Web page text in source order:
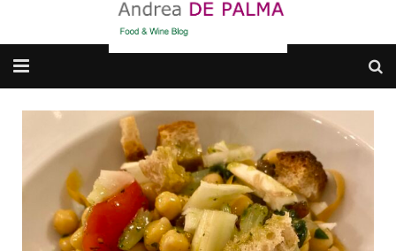
Galleria fotografica
Chi sono
cosa BERE
dove MANGIARE